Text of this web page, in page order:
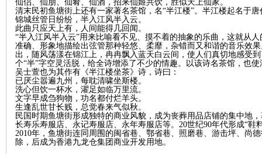
仙侣、仙朋、仙肴、仙酒，招来仙姬共饮，胜似天上仙家。
清末民初鱼塘街上还有一家著名茶馆，名“半江楼”。半江楼起名于
锦城丝管日纷纷，半入江风半入云。
此曲只应天上有，人间能得几回闻。
“半入江风半入云”用来比喻看不见、摸不着的抽象的乐曲，这就从
准确、形象地描绘出弦管那种轻悠、柔靡，杂错而又和谐的音乐效
出，随风荡漾在锦江上，冉冉飘入蓝天白云间，使人们真切地感受
个“半”字空灵活脱，给全诗增添了不少的情趣。以该诗名茶馆，也
吴士萱也为其作有《半江楼坐茶》诗，诗曰：
已厌尘嚣遍九州，每耽清啸坐斯楼。
洗心但饮一杯水，濯足如临万里流。
文字早成刍狗物，功名都付烂羊头。
生逢乱世甘长贱，总觉春来气似秋。
民国时期鱼塘街形成独特的商业风貌，成为丧葬用品店铺的集中地
长寿乐寿服店、永记寿服店、永年寿服店等。20世纪90年代形成“鞋
2010年，鱼塘街连同周围的闽省巷、鄂省巷、照磨巷、游击坪、尚
除，后成为香港九龙仓集团商业开发用地。